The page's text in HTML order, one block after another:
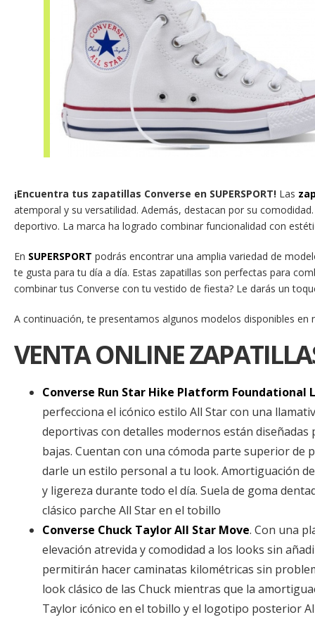
¡Encuentra tus zapatillas Converse en SUPERSPORT! Las
atemporal y su versatilidad. Además, destacan por su
deportivo. La marca ha logrado combinar funcionalidad con
En SUPERSPORT podrás encontrar una amplia variedad de
te gusta para tu día a día. Estas zapatillas son perfectas para
combinar tus Converse con tu vestido de fiesta? Le darás un
A continuación, te presentamos algunos modelos disponibles en
VENTA ONLINE
Converse Run Star Hike Platform Foundational
perfecciona el icónico estilo All Star con una
deportivas con detalles modernos están
bajas. Cuentan con una cómoda parte superior de
darle un estilo personal a tu look. Amortiguación
y ligereza durante todo el día. Suela de goma
clásico parche All Star en el tobillo
Converse Chuck Taylor All Star Move. Con una
elevación atrevida y comodidad a los looks sin
permitirán hacer caminatas kilométricas sin
look clásico de las Chuck mientras que la
Taylor icónico en el tobillo y el logotipo posterior